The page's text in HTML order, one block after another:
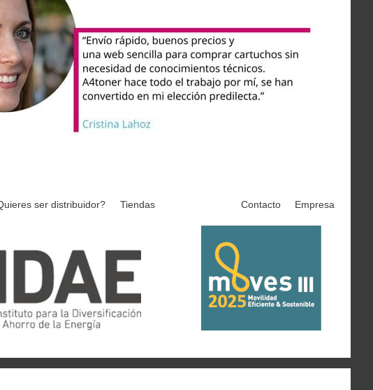
ser distribuidor? Tiendas Contacto Empresa